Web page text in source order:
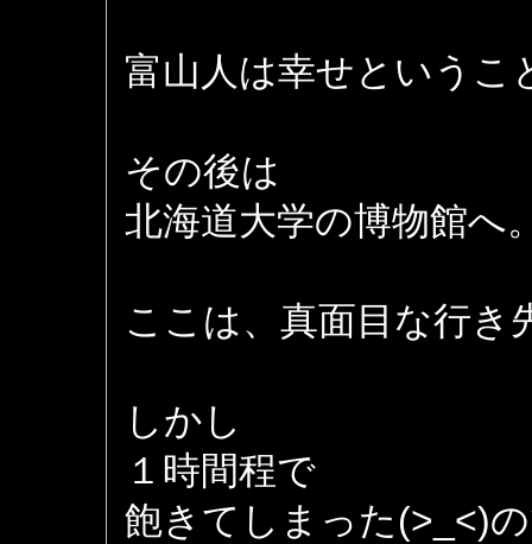
富山人は幸せというこ
その後は
北海道大学の博物館へ
ここは、真面目な行き
しかし
１時間程で
飽きてしまった(>_<)